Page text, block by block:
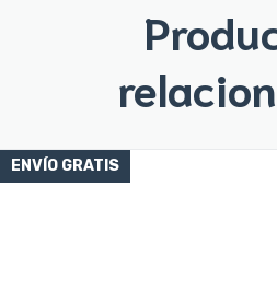
ENVÍO GRATIS